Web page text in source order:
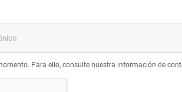
Para ello, consulte nuestra información de